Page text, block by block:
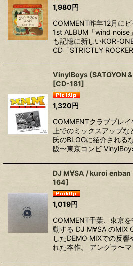
1,980円
COMMENT昨年12月に
1st ALBUM「wind noise
も記憶に新しいKOR-
CD「STRICTLY
VinylBoys (SATOYON
[CD-181]
1,320円
COMMENTクラブプレ
上でのミックスアップ
氏のBLOGに紹介される
阪〜東京コンビ
DJ M∀SA / kuroi enban
164]
1,019円
COMMENT千葉、東京
動する DJ M∀SA のMIX
したDEMO MIXでの反
れた本作。 アングラ〜